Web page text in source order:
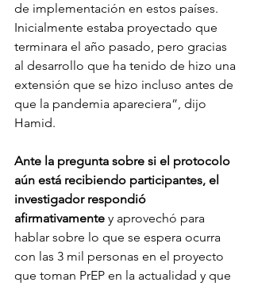
de implementación en estos países.
Inicialmente estaba proyectado que
terminara el año pasado, pero gracias
al desarrollo que ha tenido de hizo una
extensión que se hizo incluso antes de
que la pandemia apareciera”, dijo
Hamid.
Ante la pregunta sobre si el protocolo
aún está recibiendo participantes, el
investigador respondió
afirmativamente y aprovechó para
hablar sobre lo que se espera ocurra
con las 3 mil personas en el proyecto
que toman PrEP en la actualidad y que